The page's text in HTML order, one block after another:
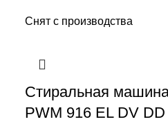
Снят с производства
Стиральная
PWM 916 EL DV